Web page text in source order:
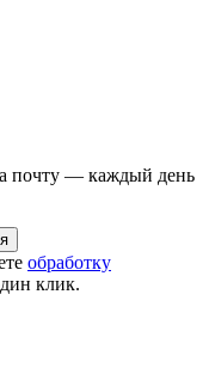
почту — каждый день
обработку
клик.